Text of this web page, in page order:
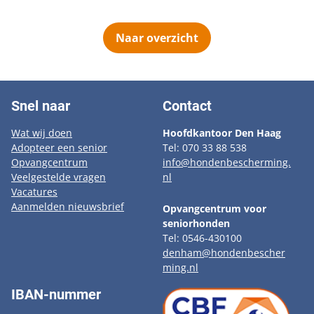
Naar overzicht
Snel naar
Wat wij doen
Adopteer een senior
Opvangcentrum
Veelgestelde vragen
Vacatures
Aanmelden nieuwsbrief
Contact
Hoofdkantoor Den Haag
Tel: 070 33 88 538
info@hondenbescherming.
nl
Opvangcentrum voor
seniorhonden
Tel: 0546-430100
denham@hondenbescher
ming.nl
IBAN-nummer